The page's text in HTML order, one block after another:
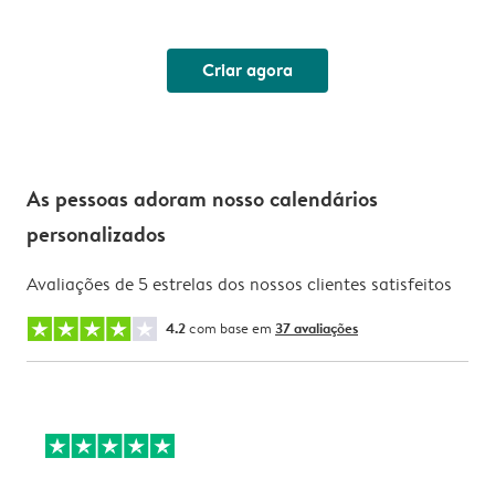
Criar agora
As pessoas adoram nosso calendários
personalizados
Avaliações de 5 estrelas dos nossos clientes satisfeitos
4.2com base em 37 avaliações